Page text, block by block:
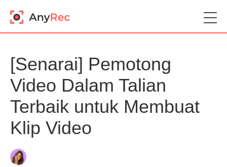
[Senarai] Pemotong
Video Dalam Talian
Terbaik untuk Membuat
Klip Video